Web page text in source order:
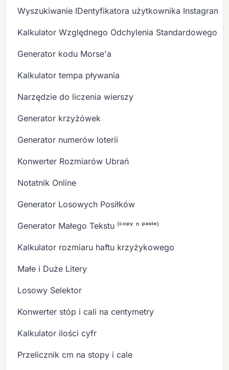
Wyszukiwanie IDentyfikatora użytkownika Instagram
Kalkulator Względnego Odchylenia Standardowego
Generator kodu Morse'a
Kalkulator tempa pływania
Narzędzie do liczenia wierszy
Generator krzyżówek
Generator numerów loterii
Konwerter Rozmiarów Ubrań
Notatnik Online
Generator Losowych Posiłków
Generator Małego Tekstu ⁽ᶜᵒᵖʸ ⁿ ᵖᵃˢᵗᵉ⁾
Kalkulator rozmiaru haftu krzyżykowego
Małe i Duże Litery
Losowy Selektor
Konwerter stóp i cali na centymetry
Kalkulator ilości cyfr
Przelicznik cm na stopy i cale